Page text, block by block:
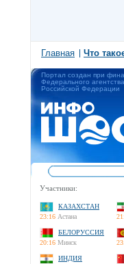
Главная Что
Портал создан при
Федерального
Российской Федерации
Участники:
КАЗАХСТАН
23:16 Астана
БЕЛОРУССИЯ
20:16 Минск
ИНДИЯ